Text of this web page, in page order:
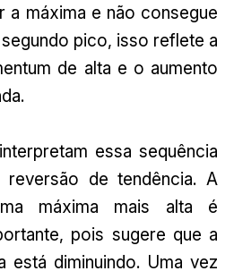
a máxima e não consegue
pico, isso reflete a
de alta e o aumento
essa sequência
de tendência. A
máxima mais alta é
pois sugere que a
está diminuindo. Uma vez